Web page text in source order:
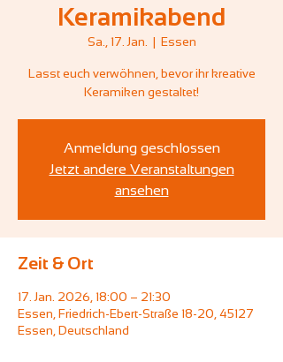
Keramikabend
Sa., 17. Jan.
  |
Essen
Lasst euch verwöhnen, bevor ihr kreative
Keramiken gestaltet!
Anmeldung geschlossen
Jetzt andere Veranstaltungen
ansehen
Zeit & Ort
17. Jan. 2026, 18:00 – 21:30
Essen, Friedrich-Ebert-Straße 18-20, 45127
Essen, Deutschland